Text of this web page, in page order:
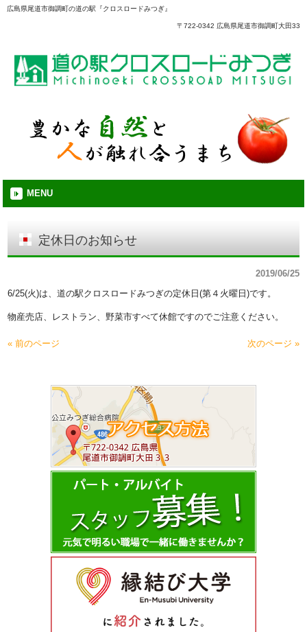
広島県尾道市御調町の道の駅『クロスロードみつぎ』
〒722-0342 広島県尾道市御調町大田33
MENU
定休日のお知らせ
2019/06/25
6/25(火)は、道の駅クロスロードみつぎの定休日(第４火曜日)です。
物産売店、レストラン、野菜市すべて休館ですのでご注意ください。
« 前のページ 次のページ »